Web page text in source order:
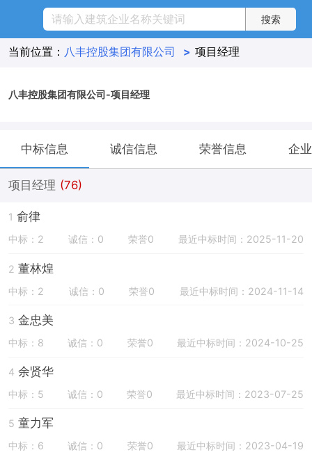
当前位置： 八丰控股集团有限公司 > 项目经理
八丰控股集团有限公司-项目经理
中标信息 诚信信息 荣誉信息 企
项目经理 (76)
1 俞律
中标：2 诚信：0 荣誉0 最近中标时间：2025-11-20
2 董林煌
中标：2 诚信：0 荣誉0 最近中标时间：2024-11-14
3 金忠美
中标：8 诚信：0 荣誉0 最近中标时间：2024-10-25
4 余贤华
中标：5 诚信：0 荣誉0 最近中标时间：2023-07-25
5 童力军
中标：6 诚信：0 荣誉0 最近中标时间：2023-04-19